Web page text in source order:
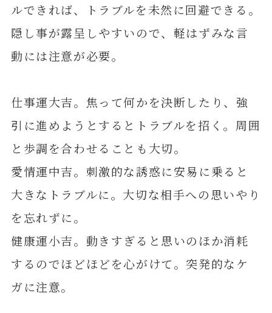
ルできれば、トラブルを未然に回避できる。
隠し事が露呈しやすいので、軽はずみな言
動には注意が必要。
仕事運大吉。焦って何かを決断したり、強
引に進めようとするとトラブルを招く。周囲
と歩調を合わせることも大切。
愛情運中吉。刺激的な誘惑に安易に乗ると
大きなトラブルに。大切な相手への思いやり
を忘れずに。
健康運小吉。動きすぎると思いのほか消耗
するのでほどほどを心がけて。突発的なケ
ガに注意。